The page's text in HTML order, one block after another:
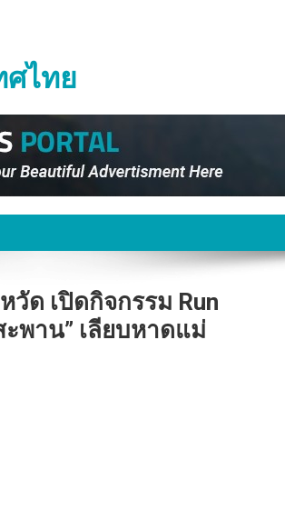
ไทย
ด เปิดกิจกรรม Run
ะพาน” เลียบหาดแม่